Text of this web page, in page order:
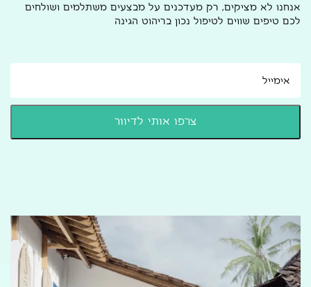
אנחנו לא מציקים, רק מעדכנים על מבצעים משתלמים ושולחים
לכם טיפים שווים לטיפול נכון בריהוט הגינה